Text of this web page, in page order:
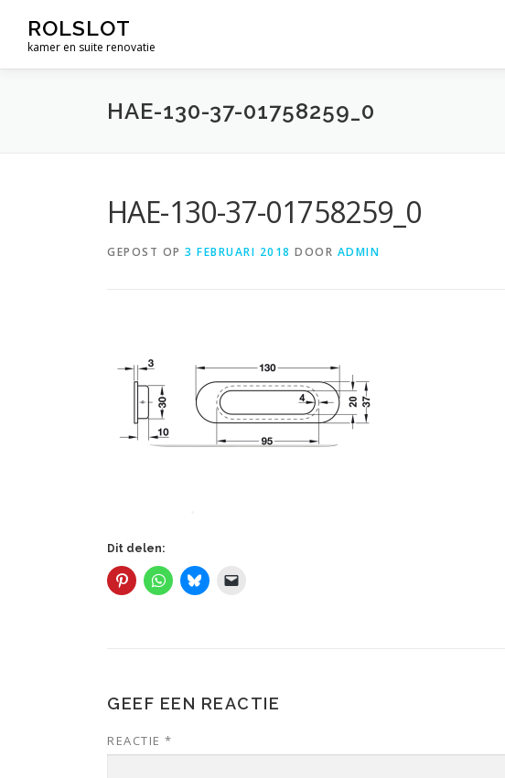
inhoud
ROLSLOT
kamer en suite renovatie
HAE-130-37-01758259_0
HAE-130-37-01758259_0
GEPOST OP 3 FEBRUARI 2018 DOOR ADMIN
Dit delen:
GEEF EEN REACTIE
REACTIE *